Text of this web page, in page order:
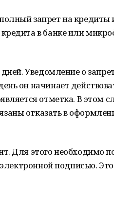
запрет на кредиты
в банке или
Уведомление о
он начинает
отметка. В этом
отказать в
Для этого необходимо
электронной подписью.